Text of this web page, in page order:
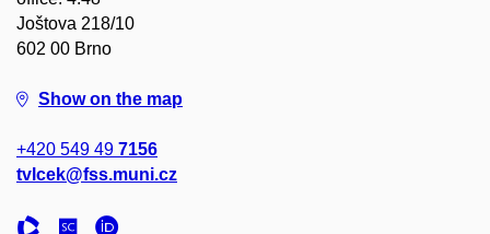
Joštova 218/10
602 00 Brno
Show on the map
+420 549 49 7156
tvlcek@fss.muni.cz